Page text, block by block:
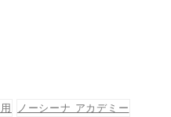
ノーシーナ アカデミー